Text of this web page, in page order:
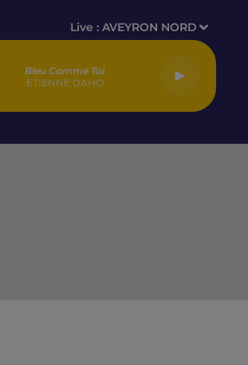
Live :AVEYRON NORD
Bleu Comme Toi
ETIENNE DAHO